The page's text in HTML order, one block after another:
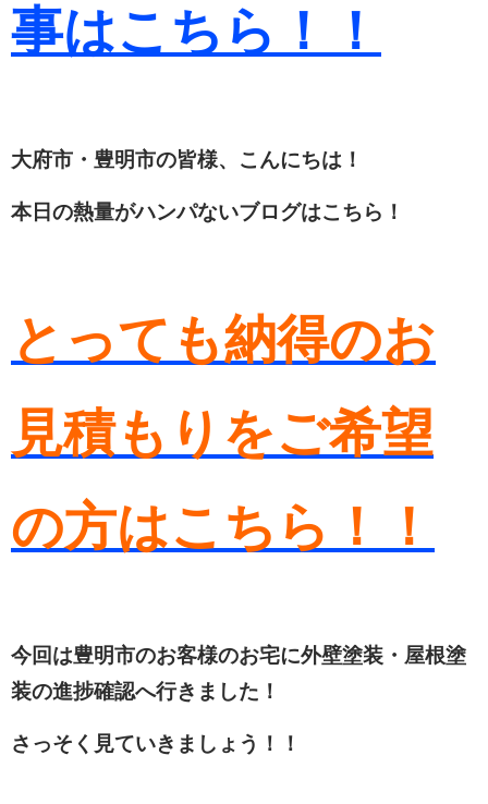
事はこちら！！
大府市・豊明市の皆様、こんにちは！
本日の熱量がハンパないブログはこちら！
とっても納得のお
見積もりをご希望
の方はこちら！！
今回は豊明市のお客様のお宅に外壁塗装・屋根塗
装の進捗確認へ行きました！
さっそく見ていきましょう！！